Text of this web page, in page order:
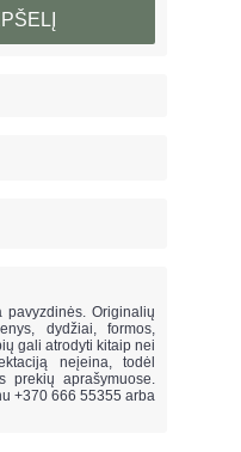
pavyzdinės. Originalių
dydžiai, formos,
gali atrodyti kitaip nei
neįeina,todėl
prekių aprašymuose.
+370 666 55355 arba